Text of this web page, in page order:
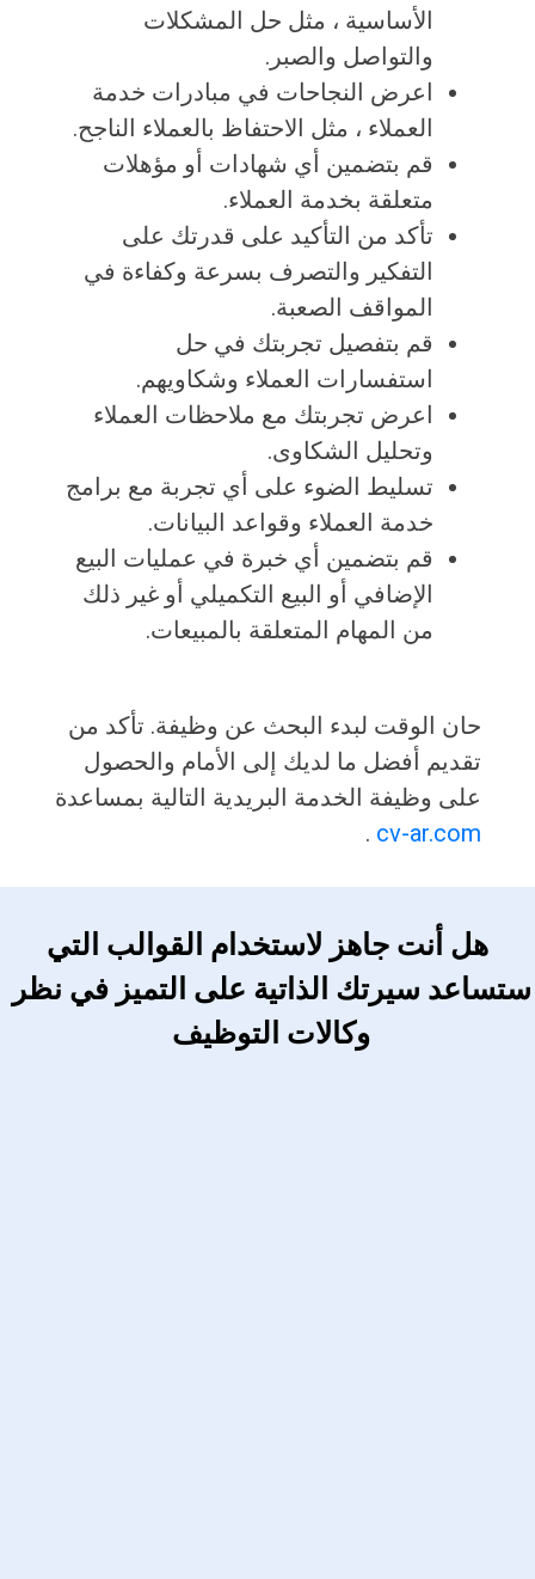
الأساسية ، مثل حل المشكلات
والتواصل والصبر.
اعرض النجاحات في مبادرات خدمة
العملاء ، مثل الاحتفاظ بالعملاء الناجح.
قم بتضمين أي شهادات أو مؤهلات
متعلقة بخدمة العملاء.
تأكد من التأكيد على قدرتك على
التفكير والتصرف بسرعة وكفاءة في
المواقف الصعبة.
قم بتفصيل تجربتك في حل
استفسارات العملاء وشكاويهم.
اعرض تجربتك مع ملاحظات العملاء
وتحليل الشكاوى.
تسليط الضوء على أي تجربة مع برامج
خدمة العملاء وقواعد البيانات.
قم بتضمين أي خبرة في عمليات البيع
الإضافي أو البيع التكميلي أو غير ذلك
من المهام المتعلقة بالمبيعات.
حان الوقت لبدء البحث عن وظيفة. تأكد من
تقديم أفضل ما لديك إلى الأمام والحصول
على وظيفة الخدمة البريدية التالية بمساعدة
cv-ar.com
.
هل أنت جاهز لاستخدام القوالب التي
ستساعد سيرتك الذاتية على التميز في نظر
وكالات التوظيف